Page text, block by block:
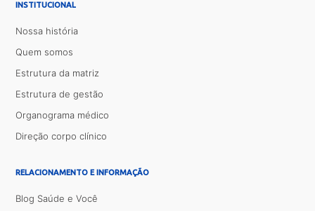
INSTITUCIONAL
Nossa história
Quem somos
Estrutura da matriz
Estrutura de gestão
Organograma médico
Direção corpo clínico
RELACIONAMENTO E INFORMAÇÃO
Blog Saúde e Você